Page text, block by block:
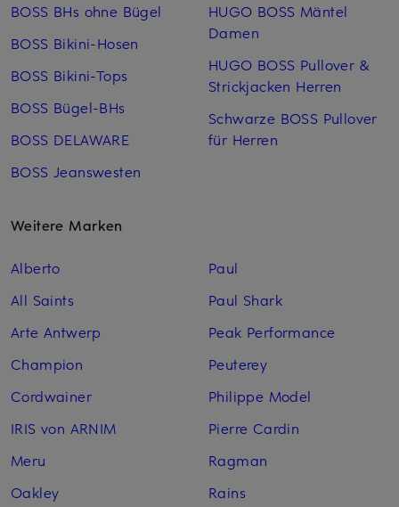
BOSS BHs ohne Bügel
BOSS Bikini-Hosen
BOSS Bikini-Tops
BOSS Bügel-BHs
BOSS DELAWARE
BOSS Jeanswesten
HUGO BOSS Mäntel
Damen
HUGO BOSS Pullover &
Strickjacken Herren
Schwarze BOSS Pullover
für Herren
Weitere Marken
Alberto
All Saints
Arte Antwerp
Champion
Cordwainer
IRIS von ARNIM
Meru
Oakley
Paul
Paul Shark
Peak Performance
Peuterey
Philippe Model
Pierre Cardin
Ragman
Rains